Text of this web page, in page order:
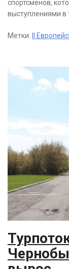
спортсменов,
выступлениями в
Метки: II